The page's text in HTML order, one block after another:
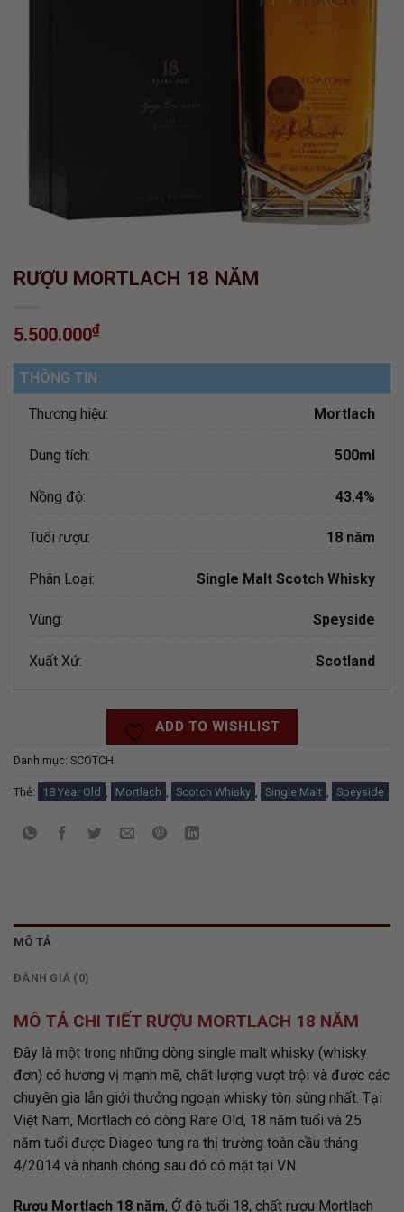
RƯỢU MORTLACH 18 NĂM
5.500.000₫
THÔNG TIN
Thương hiệu: Mortlach
Dung tích: 500ml
Nồng độ: 43.4%
Tuổi rượu: 18 năm
Phân Loại: Single Malt Scotch Whisky
Vùng: Speyside
Xuất Xứ: Scotland
ADD TO WISHLIST
Danh mục: SCOTCH
Thẻ: 18 Year Old , Mortlach , Scotch Whisky , Single Malt , Speyside
MÔ TẢ
ĐÁNH GIÁ (0)
MÔ TẢ CHI TIẾT RƯỢU MORTLACH 18 NĂM
Đây là một trong những dòng single malt whisky (whisky
đơn) có hương vị mạnh mẽ, chất lượng vượt trội và được các
chuyên gia lẫn giới thưởng ngoạn whisky tôn sùng nhất. Tại
Việt Nam, Mortlach có dòng Rare Old, 18 năm tuổi và 25
năm tuổi được Diageo tung ra thị trường toàn cầu tháng
4/2014 và nhanh chóng sau đó có mặt tại VN.
Rượu Mortlach 18 năm, Ở độ tuổi 18, chất rượu Mortlach